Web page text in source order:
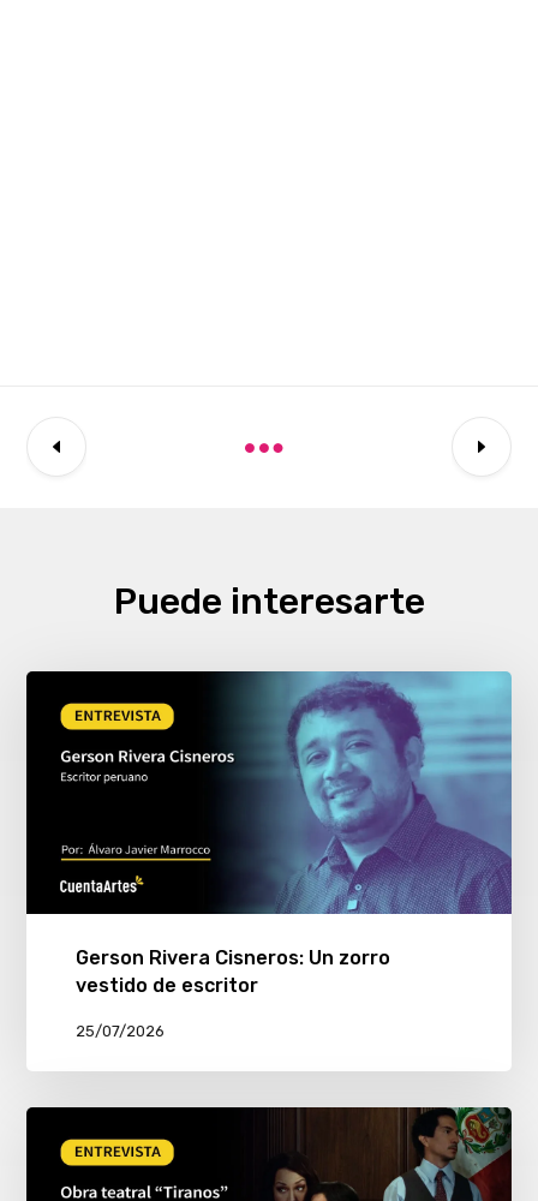
Puede interesarte
Gerson Rivera Cisneros: Un zorro
vestido de escritor
25/07/2026